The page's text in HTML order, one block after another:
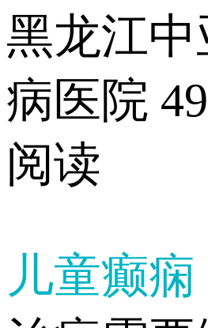
黑龙江中
病医院
阅读
儿童癫痫